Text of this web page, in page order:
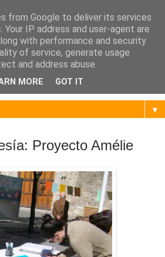
▼
Proyecto Amélie
from Google to deliver its services
IP address and user-agent are
with performance and security
of service, generate usage
and address abuse.
MORE GOT IT